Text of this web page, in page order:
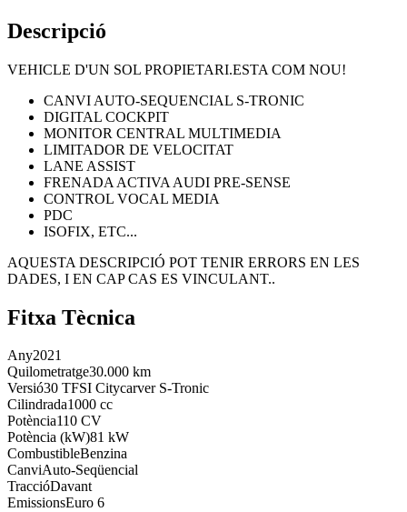
Descripció
VEHICLE D'UN SOL PROPIETARI.ESTA COM NOU!
CANVI AUTO-SEQUENCIAL S-TRONIC
DIGITAL COCKPIT
MONITOR CENTRAL MULTIMEDIA
LIMITADOR DE VELOCITAT
LANE ASSIST
FRENADA ACTIVA AUDI PRE-SENSE
CONTROL VOCAL MEDIA
PDC
ISOFIX, ETC...
AQUESTA DESCRIPCIÓ POT TENIR ERRORS EN LES
DADES, I EN CAP CAS ES VINCULANT..
Fitxa Tècnica
Any2021
Quilometratge30.000 km
Versió30 TFSI Citycarver S-Tronic
Cilindrada1000 cc
Potència110 CV
Potència (kW)81 kW
CombustibleBenzina
CanviAuto-Seqüencial
TraccióDavant
EmissionsEuro 6